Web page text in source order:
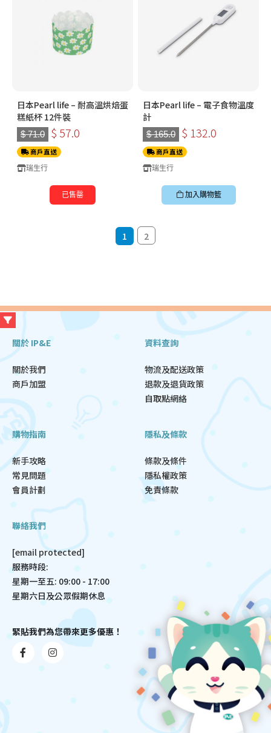
日本Pearl life – 耐高溫烘焙蛋
糕紙杯 12件裝
$ 71.0 $ 57.0
商戶直送
瑞生行
已售罄
日本Pearl life – 電子食物溫度
計
$ 165.0 $ 132.0
商戶直送
瑞生行
加入購物籃
1 2
關於 IP&E
關於我們
商戶加盟
資料查詢
物流及配送政策
退款及退貨政策
自取點網絡
購物指南
新手攻略
常見問題
會員計劃
隱私及條款
條款及條件
隱私權政策
免責條款
聯絡我們
[email protected]
服務時段:
星期一至五: 09:00 - 17:00
星期六日及公眾假期休息
緊貼我們為您帶來更多優惠！